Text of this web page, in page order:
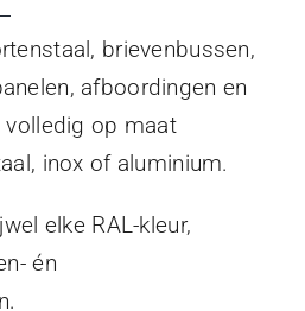
brievenbussen,
afboordingen en
op maat
inox of aluminium.
elke RAL-kleur,
én